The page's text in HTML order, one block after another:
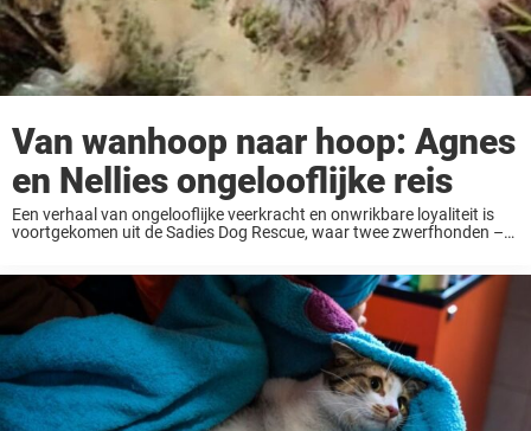
Van wanhoop naar hoop: Agnes
en Nellies ongelooflijke reis
Een verhaal van ongelooflijke veerkracht en onwrikbare loyaliteit is
voortgekomen uit de Sadies Dog Rescue, waar twee zwerfhonden –